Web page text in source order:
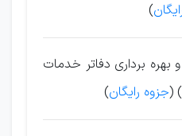
)
بهره برداری دفاتر خدمات
(جزوه رایگان)